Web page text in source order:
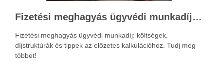
Fizetési meghagyás ügyvédi munkadíja: teljes költségvetési útmutató
Fizetési meghagyás ügyvédi munkadíj: költségek,
díjstruktúrák és tippek az előzetes kalkulációhoz. Tudj meg
többet!